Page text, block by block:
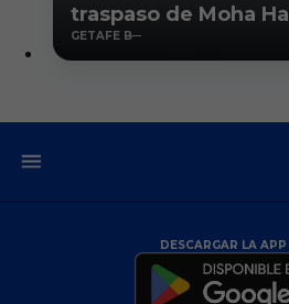
traspaso de Moha
GETAFE B
DESCARGAR LA